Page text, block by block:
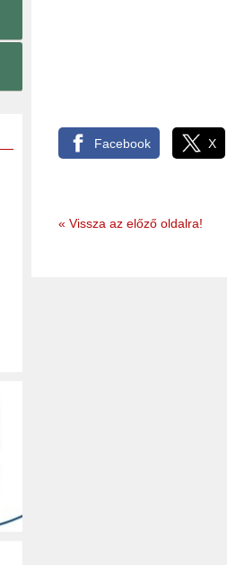
Facebook X
« Vissza az előző oldalra!